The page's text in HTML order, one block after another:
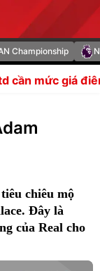
Championship
rồ để sở hữu
chiêu mộ
Đây là
của Real cho